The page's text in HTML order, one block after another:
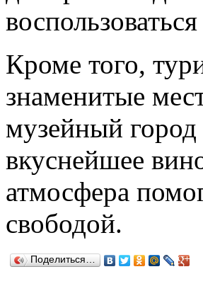
Кроме того,
знаменитые
музейный
вкуснейшее
атмосфера
свободой.
Поделиться…